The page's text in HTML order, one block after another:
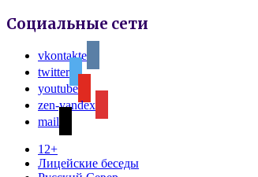
Социальные сети
vkontakte
twitter
youtube
zen-yandex
mail
12+
Лицейские беседы